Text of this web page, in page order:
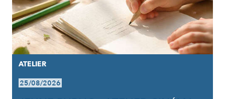
ATELIER
25/08/2026